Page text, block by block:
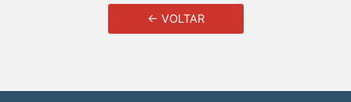
← VOLTAR